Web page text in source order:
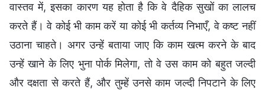
वास्तव में, इसका कारण यह होता है कि वे दैहिक सुखों का लालच
करते हैं। वे कोई भी काम करें या कोई भी कर्तव्य निभाएँ, वे कष्ट नहीं
उठाना चाहते। अगर उन्हें बताया जाए कि काम खत्म करने के बाद
उन्हें खाने के लिए भुना पोर्क मिलेगा, तो वे उस काम को बहुत जल्दी
और दक्षता से करते हैं, और तुम्हें उनसे काम जल्दी निपटाने के लिए